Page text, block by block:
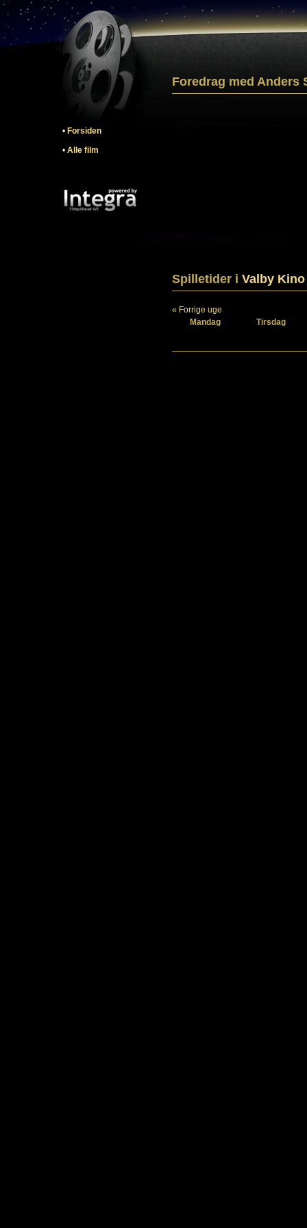
• Forsiden
• Alle film
Foredrag med Anders
Spilletider i Valby Kino
« Forrige uge
Mandag
Tirsdag